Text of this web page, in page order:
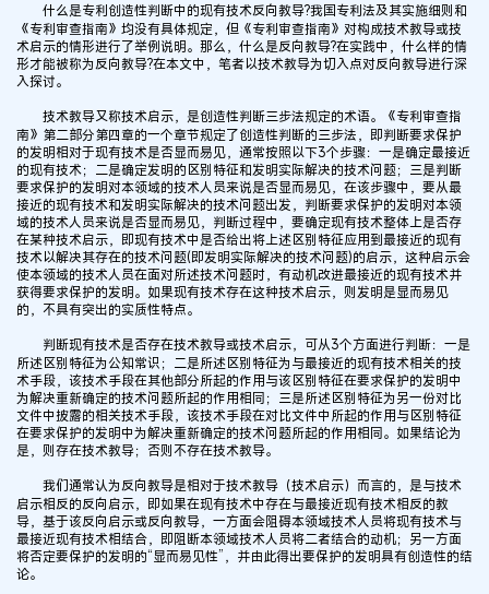
什么是专利创造性判断中的现有技术反向教导?我国专利法及其实施细则和
《专利审查指南》均没有具体规定，但《专利审查指南》对构成技术教导或技
术启示的情形进行了举例说明。那么，什么是反向教导?在实践中，什么样的情
形才能被称为反向教导?在本文中，笔者以技术教导为切入点对反向教导进行深
入探讨。
技术教导又称技术启示，是创造性判断三步法规定的术语。《专利审查指
南》第二部分第四章的一个章节规定了创造性判断的三步法，即判断要求保护
的发明相对于现有技术是否显而易见，通常按照以下3个步骤：一是确定最接近
的现有技术；二是确定发明的区别特征和发明实际解决的技术问题；三是判断
要求保护的发明对本领域的技术人员来说是否显而易见，在该步骤中，要从最
接近的现有技术和发明实际解决的技术问题出发，判断要求保护的发明对本领
域的技术人员来说是否显而易见，判断过程中，要确定现有技术整体上是否存
在某种技术启示，即现有技术中是否给出将上述区别特征应用到最接近的现有
技术以解决其存在的技术问题(即发明实际解决的技术问题)的启示，这种启示会
使本领域的技术人员在面对所述技术问题时，有动机改进最接近的现有技术并
获得要求保护的发明。如果现有技术存在这种技术启示，则发明是显而易见
的，不具有突出的实质性特点。
判断现有技术是否存在技术教导或技术启示，可从3个方面进行判断：一是
所述区别特征为公知常识；二是所述区别特征为与最接近的现有技术相关的技
术手段，该技术手段在其他部分所起的作用与该区别特征在要求保护的发明中
为解决重新确定的技术问题所起的作用相同；三是所述区别特征为另一份对比
文件中披露的相关技术手段，该技术手段在对比文件中所起的作用与区别特征
在要求保护的发明中为解决重新确定的技术问题所起的作用相同。如果结论为
是，则存在技术教导；否则不存在技术教导。
我们通常认为反向教导是相对于技术教导（技术启示）而言的，是与技术
启示相反的反向启示，即如果在现有技术中存在与最接近现有技术相反的教
导，基于该反向启示或反向教导，一方面会阻碍本领域技术人员将现有技术与
最接近现有技术相结合，即阻断本领域技术人员将二者结合的动机；另一方面
将否定要保护的发明的“显而易见性”，并由此得出要保护的发明具有创造性的结
论。